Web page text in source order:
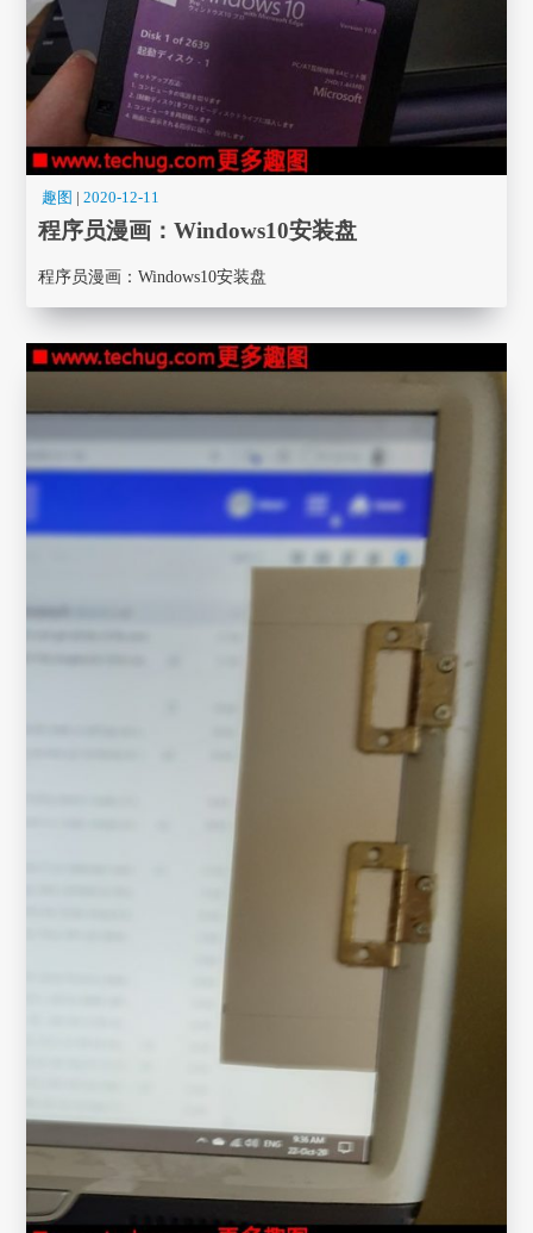
趣图 |2020-12-11
程序员漫画： Windows10安装盘
程序员漫画： Windows10安装盘